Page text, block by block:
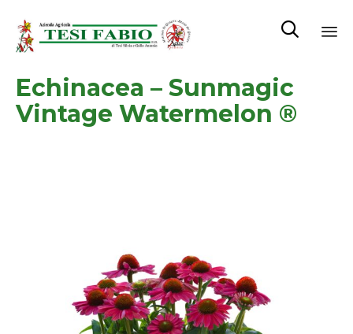

Echinacea – Sunmagic
Vintage Watermelon ®